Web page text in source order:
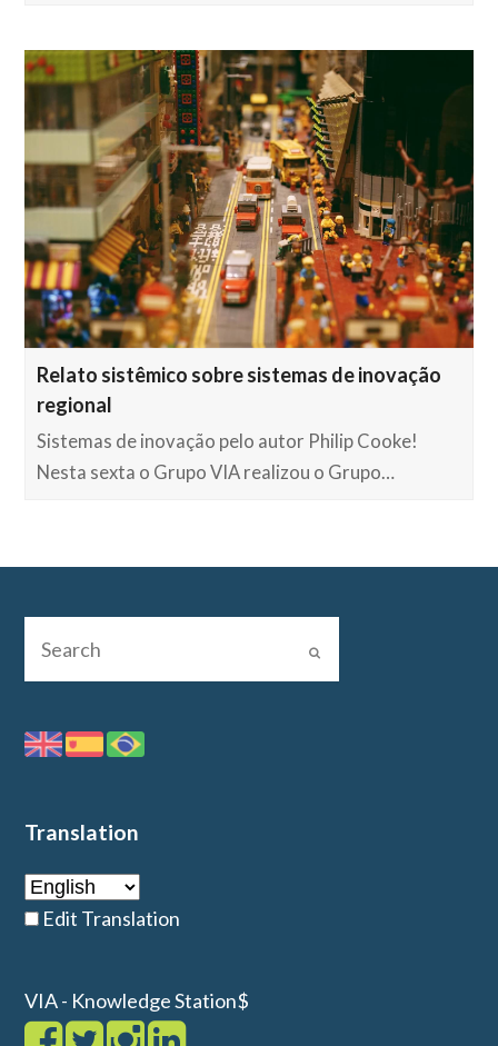
Relato sistêmico sobre sistemas de inovação
regional
Sistemas de inovação pelo autor Philip Cooke!
Nesta sexta o Grupo VIA realizou o Grupo…
Translation
Edit Translation
VIA - Knowledge Station$